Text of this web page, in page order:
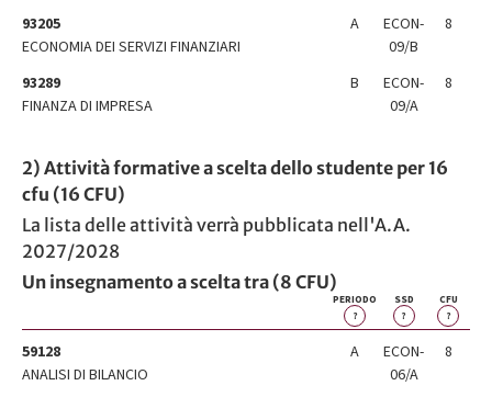
93205
ECONOMIA DEI SERVIZI FINANZIARI
A
ECON-
09/B
8
93289
FINANZA DI IMPRESA
B
ECON-
09/A
8
2) Attività formative a scelta dello studente per 16
cfu (16 CFU)
La lista delle attività verrà pubblicata nell'A.A.
2027/2028
Un insegnamento a scelta tra (8 CFU)
PERIODO
?
SSD
?
CFU
?
59128
ANALISI DI BILANCIO
A
ECON-
06/A
8